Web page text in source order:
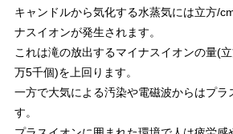
キャンドルから気化する水蒸気には立方/
ナスイオンが発生されます。
これは滝の放出するマイナスイオンの量(
万5千個)を上回ります。
一方で大気による汚染や電磁波からはプラ
す。